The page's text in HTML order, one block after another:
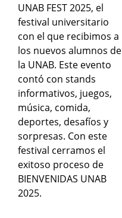
UNAB FEST 2025, el
festival universitario
con el que recibimos a
los nuevos alumnos de
la UNAB. Este evento
contó con stands
informativos, juegos,
música, comida,
deportes, desafíos y
sorpresas. Con este
festival cerramos el
exitoso proceso de
BIENVENIDAS UNAB
2025.